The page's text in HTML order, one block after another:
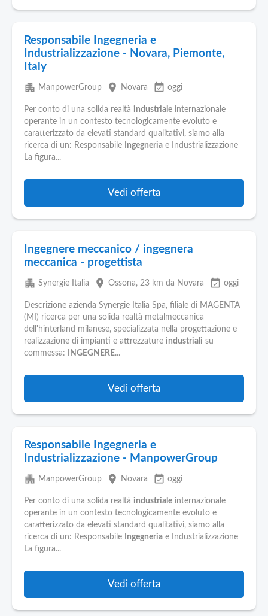
Responsabile Ingegneria e
Industrializzazione - Novara, Piemonte,
Italy
apartment ManpowerGroup place Novara event_available oggi
Per conto di una solida realtà industriale internazionale
operante in un contesto tecnologicamente evoluto e
caratterizzato da elevati standard qualitativi, siamo alla
ricerca di un: Responsabile
Ingegneria e Industrializzazione
La figura...
Vedi offerta
Ingegnere meccanico / ingegnera
meccanica - progettista
apartment Synergie Italia place Ossona, 23 km da Novara event_available oggi
Descrizione azienda Synergie Italia Spa, filiale di MAGENTA
(MI) ricerca per una solida realtà metalmeccanica
dell'hinterland milanese, specializzata nella progettazione e
realizzazione di impianti e attrezzature industriali su
commessa:
INGEGNERE...
Vedi offerta
Responsabile Ingegneria e
Industrializzazione - ManpowerGroup
apartment ManpowerGroup place Novara event_available oggi
Per conto di una solida realtà industriale internazionale
operante in un contesto tecnologicamente evoluto e
caratterizzato da elevati standard qualitativi, siamo alla
ricerca di un: Responsabile
Ingegneria e Industrializzazione
La figura...
Vedi offerta